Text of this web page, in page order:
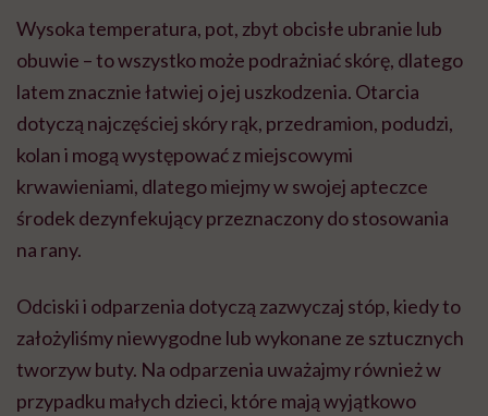
Wysoka temperatura, pot, zbyt obcisłe ubranie lub
obuwie – to wszystko może podrażniać skórę, dlatego
latem znacznie łatwiej o jej uszkodzenia. Otarcia
dotyczą najczęściej skóry rąk, przedramion, podudzi,
kolan i mogą występować z miejscowymi
krwawieniami, dlatego miejmy w swojej apteczce
środek dezynfekujący przeznaczony do stosowania
na rany.
Odciski i odparzenia dotyczą zazwyczaj stóp, kiedy to
założyliśmy niewygodne lub wykonane ze sztucznych
tworzyw buty. Na odparzenia uważajmy również w
przypadku małych dzieci, które mają wyjątkowo